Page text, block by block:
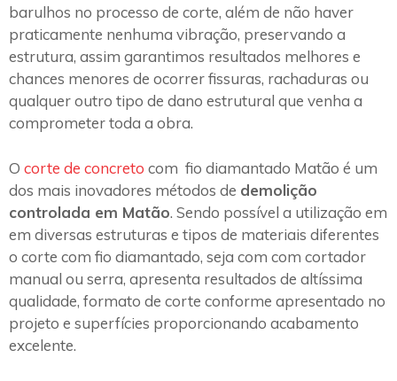
barulhos no processo de corte, além de não haver
praticamente nenhuma vibração, preservando a
estrutura, assim garantimos resultados melhores e
chances menores de ocorrer fissuras, rachaduras ou
qualquer outro tipo de dano estrutural que venha a
comprometer toda a obra.
O corte de concreto com fio diamantado Matão é um
dos mais inovadores métodos de demolição
controlada em Matão. Sendo possível a utilização em
em diversas estruturas e tipos de materiais diferentes
o corte com fio diamantado, seja com com cortador
manual ou serra, apresenta resultados de altíssima
qualidade, formato de corte conforme apresentado no
projeto e superfícies proporcionando acabamento
excelente.